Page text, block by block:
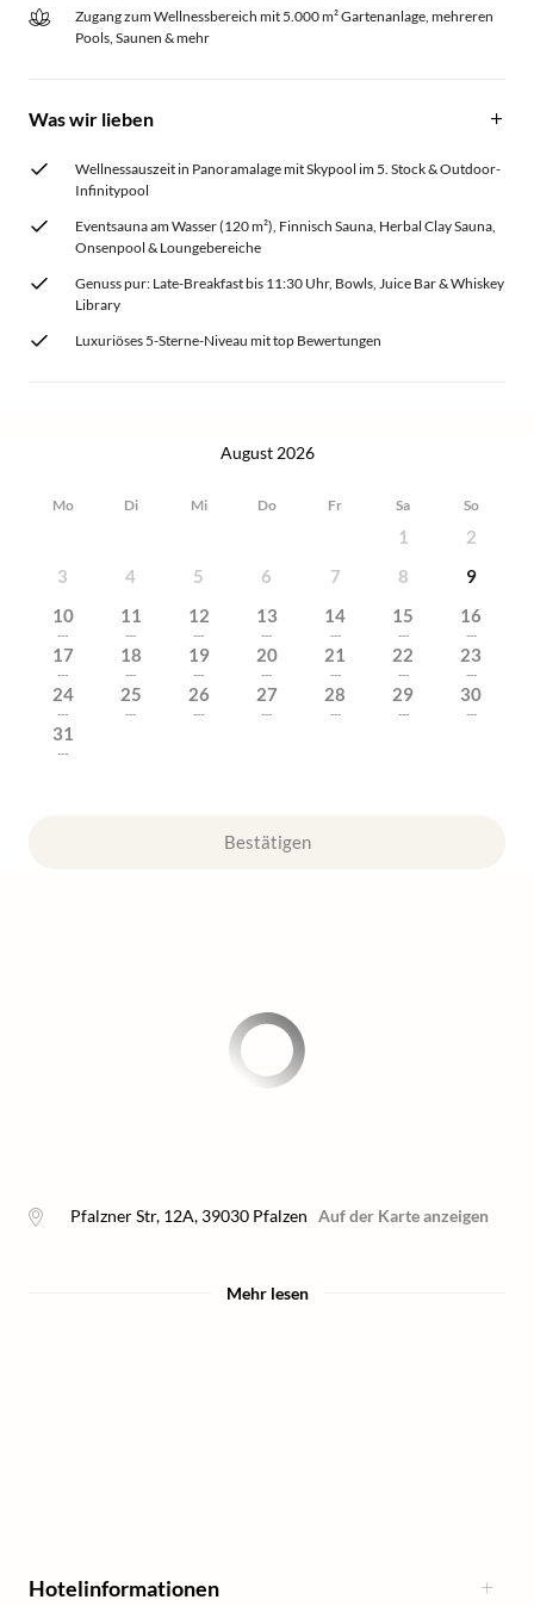
Zugang zum Wellnessbereich mit 5.000 m² Gartenanlage, mehreren
Pools, Saunen & mehr
Was wir lieben
Wellnessauszeit in Panoramalage mit Skypool im 5. Stock & Outdoor-
Infinitypool
Eventsauna am Wasser (120 m²), Finnisch Sauna, Herbal Clay Sauna,
Onsenpool & Loungebereiche
Genuss pur: Late-Breakfast bis 11:30 Uhr, Bowls, Juice Bar & Whiskey
Library
Luxuriöses 5-Sterne-Niveau mit top Bewertungen
August 2026
Mo Di Mi Do Fr Sa So
1
2
3
4 5 6 7 8
9
10
---
11
---
12
---
13
---
14
---
15
---
16
---
17
---
18
---
19
---
20
---
21
---
22
---
23
---
24
---
25
---
26
---
27
---
28
---
29
---
30
---
31
---
Bestätigen
Pfalzner Str, 12A, 39030 Pfalzen Auf der Karte anzeigen
Mehr lesen
Hotelinformationen